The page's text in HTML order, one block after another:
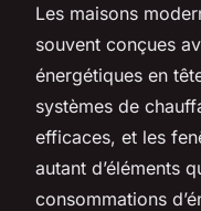
Les maisons
souvent conçues
énergétiques en
systèmes de
efficaces, et les
autant d’éléments
consommations